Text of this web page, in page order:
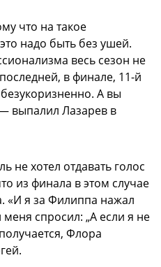
что на такое
надо быть без ушей.
весь сезон не
в финале, 11-й
А вы
выпалил Лазарев в
не хотел отдавать голос
из финала в этом случае
«И я за Филиппа нажал
спросил: „А если я не
Флора